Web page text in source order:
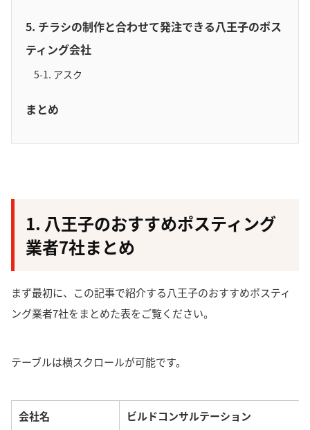
5. チラシの制作と合わせて発注できる八王子のポス
ティング会社
5-1. アスク
まとめ
1. 八王子のおすすめポスティング
業者7社まとめ
まず最初に、この記事で紹介する八王子のおすすめポスティ
ング業者7社をまとめた表をご覧ください。
テーブルは横スクロールが可能です。
会社名 ビルドコンサルテーション